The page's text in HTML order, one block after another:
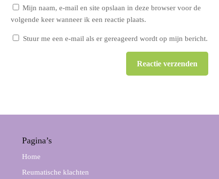
Mijn naam, e-mail en site opslaan in deze browser voor de
volgende keer wanneer ik een reactie plaats.
Stuur me een e-mail als er gereageerd wordt op mijn bericht.
Reactie verzenden
Pagina’s
Home
Reumatische klachten